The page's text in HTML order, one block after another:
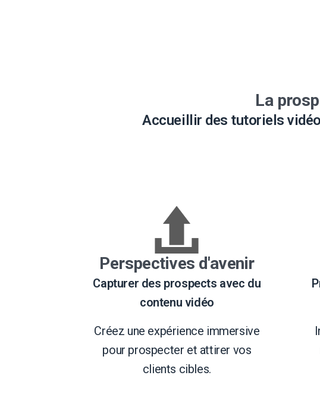
La
Accueillir des tutoriels
Perspectives d'avenir
Capturer des prospects avec du
contenu vidéo
Créez une expérience immersive
pour prospecter et attirer vos
clients cibles.